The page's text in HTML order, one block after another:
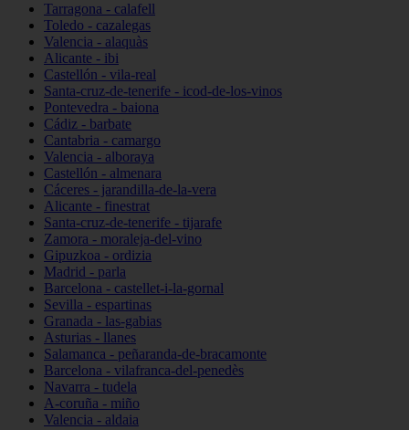
Tarragona - calafell
Toledo - cazalegas
Valencia - alaquàs
Alicante - ibi
Castellón - vila-real
Santa-cruz-de-tenerife - icod-de-los-vinos
Pontevedra - baiona
Cádiz - barbate
Cantabria - camargo
Valencia - alboraya
Castellón - almenara
Cáceres - jarandilla-de-la-vera
Alicante - finestrat
Santa-cruz-de-tenerife - tijarafe
Zamora - moraleja-del-vino
Gipuzkoa - ordizia
Madrid - parla
Barcelona - castellet-i-la-gornal
Sevilla - espartinas
Granada - las-gabias
Asturias - llanes
Salamanca - peñaranda-de-bracamonte
Barcelona - vilafranca-del-penedès
Navarra - tudela
A-coruña - miño
Valencia - aldaia